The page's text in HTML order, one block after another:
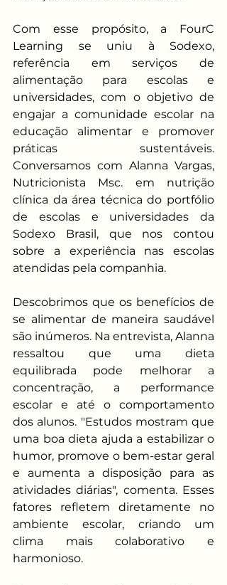
Com esse propósito, a FourC
Learning se uniu à Sodexo,
referência em serviços de
alimentação para escolas e
universidades, com o objetivo de
engajar a comunidade escolar na
educação alimentar e promover
práticas sustentáveis.
Conversamos com Alanna Vargas,
Nutricionista Msc. em nutrição
clínica da área técnica do portfólio
de escolas e universidades da
Sodexo Brasil, que nos contou
sobre a experiência nas escolas
atendidas pela companhia.
Descobrimos que os benefícios de
se alimentar de maneira saudável
são inúmeros. Na entrevista, Alanna
ressaltou que uma dieta
equilibrada pode melhorar a
concentração, a performance
escolar e até o comportamento
dos alunos. "Estudos mostram que
uma boa dieta ajuda a estabilizar o
humor, promove o bem-estar geral
e aumenta a disposição para as
atividades diárias", comenta. Esses
fatores refletem diretamente no
ambiente escolar, criando um
clima mais colaborativo e
harmonioso.